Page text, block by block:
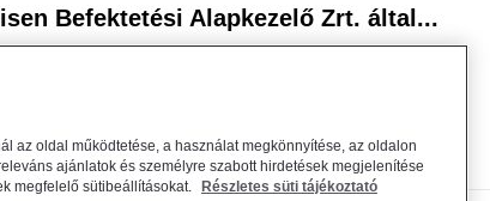
Befektetési Alapkezelő Zrt. által...
az oldal működtetése, a használat megkönnyítése, az oldalon
ajánlatok és személyre szabott hirdetések megjelenítése
megfelelő sütibeállításokat.
Részletes süti tájékoztató